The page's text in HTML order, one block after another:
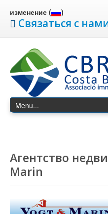
изменение ( )
Связаться с
Агентство
Marin